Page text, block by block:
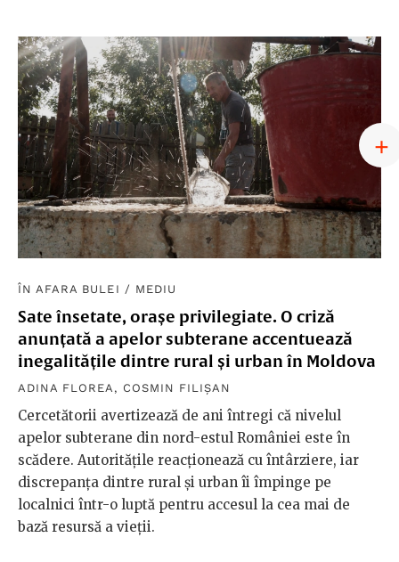
ÎN AFARA BULEI / MEDIU
Sate însetate, orașe privilegiate. O criză
anunțată a apelor subterane accentuează
inegalitățile dintre rural și urban în Moldova
ADINA FLOREA , COSMIN FILIȘAN
Cercetătorii avertizează de ani întregi că nivelul
apelor subterane din nord-estul României este în
scădere. Autoritățile reacționează cu întârziere, iar
discrepanța dintre rural și urban îi împinge pe
localnici într-o luptă pentru accesul la cea mai de
bază resursă a vieții.